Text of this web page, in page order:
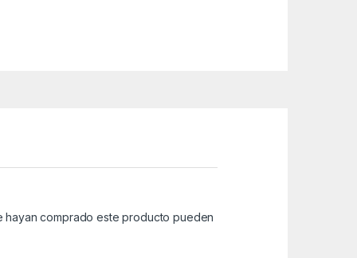
hayan comprado este producto pueden